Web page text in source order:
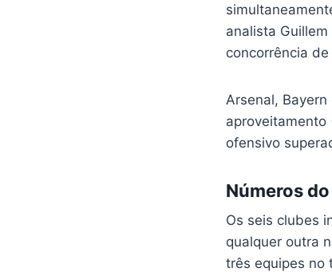
analista
concorrência
Arsenal,
aproveitamento
ofensivo
Números
Os seis clubes
qualquer outra
três equipes no